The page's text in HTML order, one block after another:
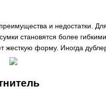
и недостатки.
становятся более
жесткую форму. Иногда